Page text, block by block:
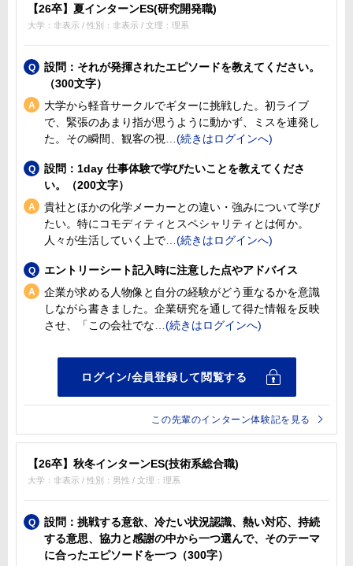
【26卒】夏インターンES(研究開発職)
大学：非表示 / 性別：非表示 / 文理：理系
設問：それが発揮されたエピソードを教えてください。
（300文字）
大学から軽音サークルでギターに挑戦した。初ライブ
で、緊張のあまり指が思うように動かず、ミスを連発し
た。その瞬間、観客の視
設問：1day 仕事体験で学びたいことを教えてくださ
い。（200文字）
貴社とほかの化学メーカーとの違い・強みについて学び
たい。特にコモディティとスペシャリティとは何か。
人々が生活していく上で
エントリーシート記入時に注意した点やアドバイス
企業が求める人物像と自分の経験がどう重なるかを意識
しながら書きました。企業研究を通して得た情報を反映
させ、「この会社でな
この先輩のインターン体験記を見る
【26卒】秋冬インターンES(技術系総合職)
大学：非表示 / 性別：男性 / 文理：理系
設問：挑戦する意欲、冷たい状況認識、熱い対応、持続
する意思、協力と感謝の中から一つ選んで、そのテーマ
に合ったエピソードを一つ（300字）